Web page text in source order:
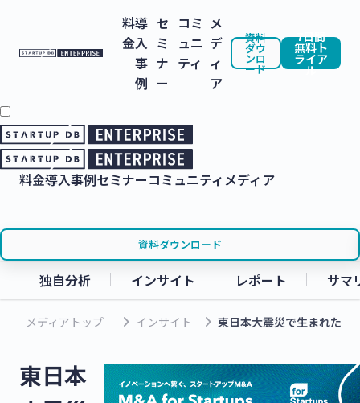
料
金
導
入
事
例
セ
ミ
ナ
ー
コミ
ュニ
ティ
メ
デ
ィ
ア
資料
ダウ
ンロ
ード
7日間
無料ト
ライア
ル
料金導入事例セミナーコミュニティ メディア
資料ダウンロード
独自分析 インサイト レポート サマ
メディアトップ keyboard_arrow_right インサイト keyboard_arrow_right 東日本大震災で生まれた
東日本